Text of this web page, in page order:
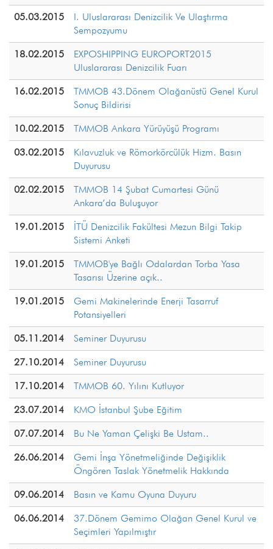
05.03.2015
I. Uluslararası Denizcilik Ve Ulaştırma
Sempozyumu
18.02.2015
EXPOSHIPPING EUROPORT2015
Uluslararası Denizcilik Fuarı
16.02.2015
TMMOB 43.Dönem Olağanüstü Genel Kurul
Sonuç Bildirisi
10.02.2015 TMMOB Ankara Yürüyüşü Programı
03.02.2015
Kılavuzluk ve Römorkörcülük Hizm. Basın
Duyurusu
02.02.2015
TMMOB 14 Şubat Cumartesi Günü
Ankara’da Buluşuyor
19.01.2015
İTÜ Denizcilik Fakültesi Mezun Bilgi Takip
Sistemi Anketi
19.01.2015
TMMOB'ye Bağlı Odalardan Torba Yasa
Tasarısı Üzerine açık..
19.01.2015
Gemi Makinelerinde Enerji Tasarruf
Potansiyelleri
05.11.2014 Seminer Duyurusu
27.10.2014 Seminer Duyurusu
17.10.2014 TMMOB 60. Yılını Kutluyor
23.07.2014 KMO İstanbul Şube Eğitim
07.07.2014 Bu Ne Yaman Çelişki Be Ustam..
26.06.2014
Gemi İnşa Yönetmeliğinde Değişiklik
Öngören Taslak Yönetmelik Hakkında
09.06.2014 Basın ve Kamu Oyuna Duyuru
06.06.2014
37.Dönem Gemimo Olağan Genel Kurul ve
Seçimleri Yapılmıştır